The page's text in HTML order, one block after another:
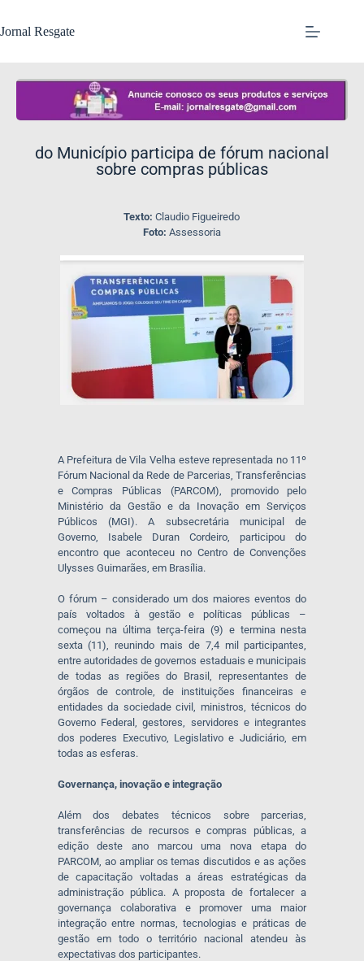
Jornal Resgate
do Município participa de fórum nacional
sobre compras públicas
Texto:Claudio Figueiredo
Foto: Assessoria
A Prefeitura de Vila Velha esteve representada no 11º
Fórum Nacional da Rede de Parcerias, Transferências
e Compras Públicas (PARCOM), promovido pelo
Ministério da Gestão e da Inovação em Serviços
Públicos (MGI). A subsecretária municipal de
Governo, Isabele Duran Cordeiro, participou do
encontro que aconteceu no Centro de Convenções
Ulysses Guimarães, em Brasília.
O fórum – considerado um dos maiores eventos do
país voltados à gestão e políticas públicas –
começou na última terça-feira (9) e termina nesta
sexta (11), reunindo mais de 7,4 mil participantes,
entre autoridades de governos estaduais e municipais
de todas as regiões do Brasil, representantes de
órgãos de controle, de instituições financeiras e
entidades da sociedade civil, ministros, técnicos do
Governo Federal, gestores, servidores e integrantes
dos poderes Executivo, Legislativo e Judiciário, em
todas as esferas.
Governança, inovação e integração
Além dos debates técnicos sobre parcerias,
transferências de recursos e compras públicas, a
edição deste ano marcou uma nova etapa do
PARCOM, ao ampliar os temas discutidos e as ações
de capacitação voltadas a áreas estratégicas da
administração pública. A proposta de fortalecer a
governança colaborativa e promover uma maior
integração entre normas, tecnologias e práticas de
gestão em todo o território nacional atendeu às
expectativas dos participantes.